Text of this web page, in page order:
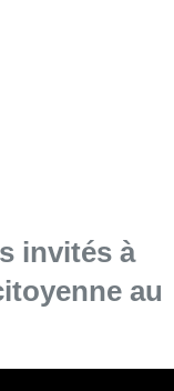
invités à
au